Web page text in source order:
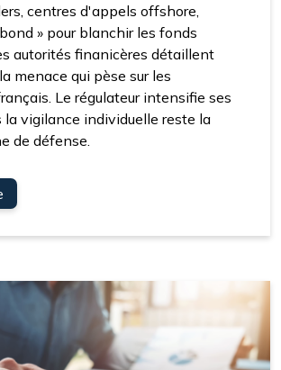
centres d'appels offshore,
» pour blanchir les fonds
autorités finanicères détaillent
menace qui pèse sur les
Le régulateur intensifie ses
la vigilance individuelle reste la
de défense.